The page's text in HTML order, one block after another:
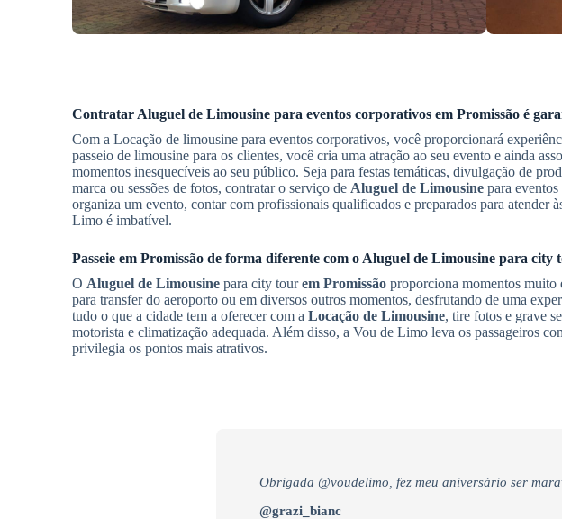
Contratar Aluguel de Limousine para eventos corporativos em Promissão é
Com a Locação de limousine para eventos corporativos, você proporcionará
passeio de limousine para os clientes, você cria uma atração ao seu evento e ainda
momentos inesquecíveis ao seu público. Seja para festas temáticas, divulgação de
marca ou sessões de fotos, contratar o serviço de Aluguel de Limousine para eventos
organiza um evento, contar com profissionais qualificados e preparados para atender
Limo é imbatível.
Passeie em Promissão de forma diferente com o Aluguel de Limousine para city
O Aluguel de Limousine para city tourem Promissão proporciona momentos muito
para transfer do aeroporto ou em diversos outros momentos, desfrutando de uma
tudo o que a cidade tem a oferecer com a Locação de Limousine, tire fotos e grave
motorista e climatização adequada. Além disso, a Vou de Limo leva os passageiros
privilegia os pontos mais atrativos.
Obrigada @voudelimo, fez meu aniversário ser
@grazi_bianc